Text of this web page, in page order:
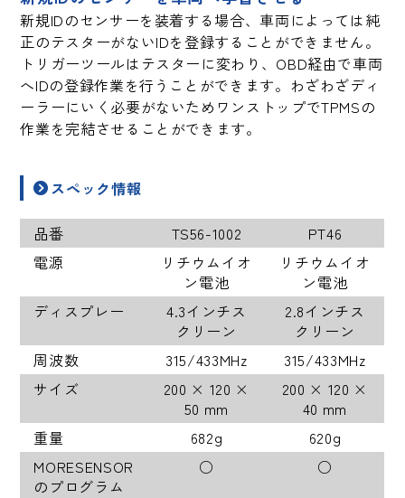
新規IDのセンサーを装着する場合、車両によっては純
正のテスターがないIDを登録することができません。
トリガーツールはテスターに変わり、OBD経由で車両
へIDの登録作業を行うことができます。わざわざディ
ーラーにいく必要がないためワンストップでTPMSの
作業を完結させることができます。
スペック情報
品番 TS56-1002
PT46
電源
リチウムイオ
ン電池
リチウムイオ
ン電池
ディスプレー
4.3インチス
クリーン
2.8インチス
クリーン
周波数
315/433MHz
315/433MHz
サイズ
200 × 120 ×
50 mm
200 × 120 ×
40 mm
重量
682g
620g
MORESENSOR
のプログラム
○ ○